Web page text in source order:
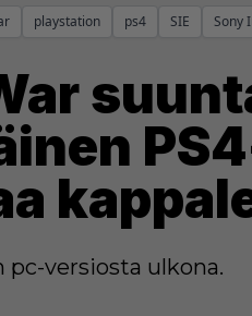
playstation ps4 SIE Sony
versiosta ulkona.